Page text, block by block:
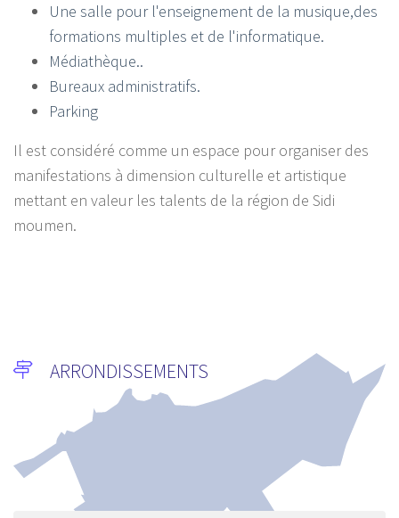
Une salle pour l'enseignement de la musique,des
formations multiples et de l'informatique.
Médiathèque..
Bureaux administratifs.
Parking
Il est considéré comme un espace pour organiser des
manifestations à dimension culturelle et artistique
mettant en valeur les talents de la région de Sidi
moumen.
ARRONDISSEMENTS